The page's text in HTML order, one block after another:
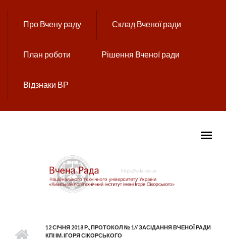
Про Вчену раду Склад Вченої ради
План роботи Рішення Вченої ради
Відзнаки ВР
12 СІЧНЯ 2018 Р., ПРОТОКОЛ № 1// ЗАСІДАННЯ ВЧЕНОЇ РАДИ
КПІ ІМ. ІГОРЯ СІКОРСЬКОГО